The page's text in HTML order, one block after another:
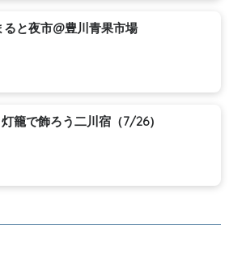
ると夜市@豊川青果市場
籠で飾ろう二川宿（7/26）